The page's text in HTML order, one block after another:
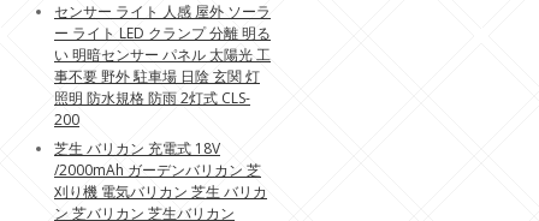
センサー ライト 人感 屋外 ソーラ
ー ライト LED クランプ 分離 明る
い 明暗センサー パネル 太陽光 工
事不要 野外 駐車場 日陰 玄関 灯
照明 防水規格 防雨 2灯式 CLS-
200
芝生 バリカン 充電式 18V
/2000mAh ガーデンバリカン 芝
刈り機 電気バリカン 芝生 バリカ
ン 芝バリカン 芝生バリカン